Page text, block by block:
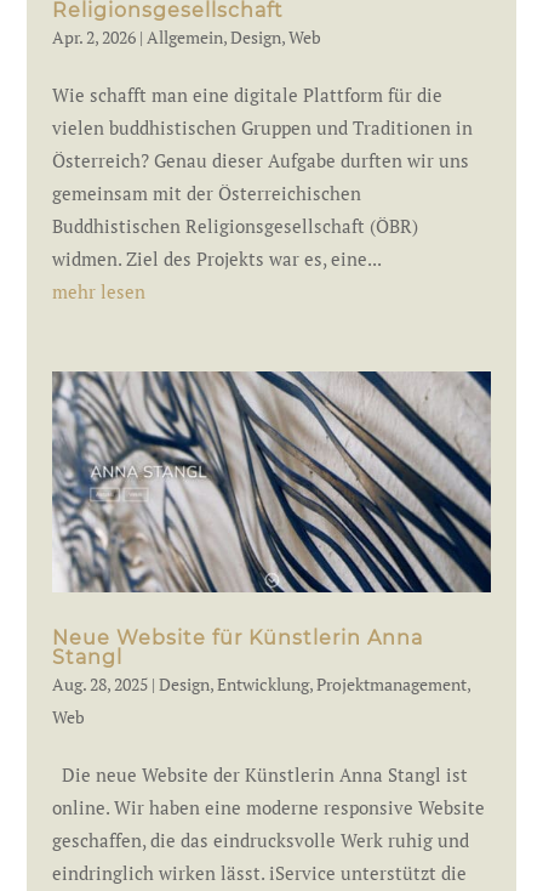
Religionsgesellschaft
Apr. 2, 2026| Allgemein,Design,Web
Wie schafft man eine digitale Plattform für die
vielen buddhistischen Gruppen und Traditionen in
Österreich? Genau dieser Aufgabe durften wir uns
gemeinsam mit der Österreichischen
Buddhistischen Religionsgesellschaft (ÖBR)
widmen. Ziel des Projekts war es, eine...
mehr lesen
Neue Website für Künstlerin Anna
Stangl
Aug. 28, 2025| Design,Entwicklung,Projektmanagement,
Web
Die neue Website der Künstlerin Anna Stangl ist
online. Wir haben eine moderne responsive Website
geschaffen, die das eindrucksvolle Werk ruhig und
eindringlich wirken lässt. iService unterstützt die